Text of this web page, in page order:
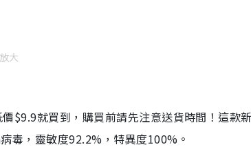
大
$9.9就買到，購買前請先注意送貨時間！這款
毒，靈敏度92.2%，特異度100%。